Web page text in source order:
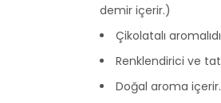
demir içerir.)
Çikolatalı
Renklendirici ve
Doğal aroma içerir.